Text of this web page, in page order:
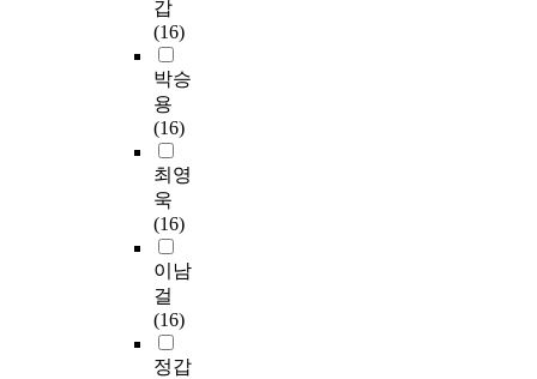
갑
(16)
박승
용
(16)
최영
욱
(16)
이남
걸
(16)
정갑